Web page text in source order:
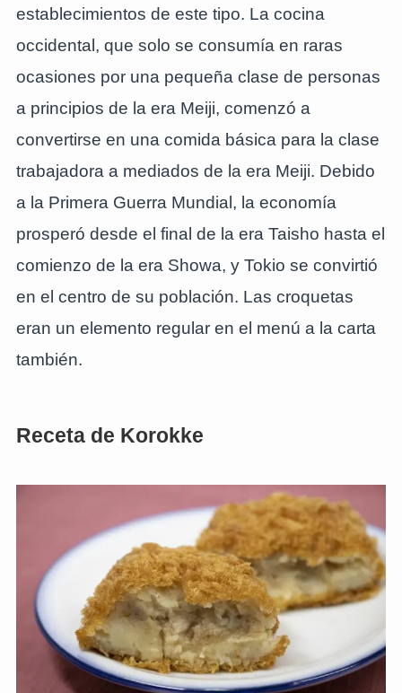
establecimientos de este tipo. La cocina
occidental, que solo se consumía en raras
ocasiones por una pequeña clase de personas
a principios de la era Meiji, comenzó a
convertirse en una comida básica para la clase
trabajadora a mediados de la era Meiji. Debido
a la Primera Guerra Mundial, la economía
prosperó desde el final de la era Taisho hasta el
comienzo de la era Showa, y Tokio se convirtió
en el centro de su población. Las croquetas
eran un elemento regular en el menú a la carta
también.
Receta de Korokke